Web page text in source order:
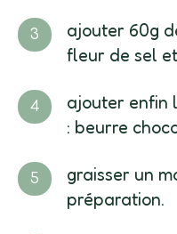
ajouter 60g
fleur de sel
ajouter enfin
: beurre
graisser un
préparation.